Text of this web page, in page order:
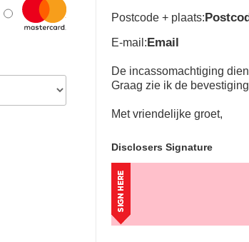
Postcode + plaats:
E-mail:Email
De incassomachtiging
Graag zie ik de
Met vriendelijke groet,
Disclosers Signature